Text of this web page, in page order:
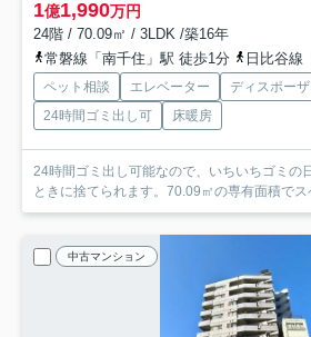
1億1,990万円
24階 / 70.09㎡ / 3LDK /築16年
常磐線「南千住」駅 徒歩1分
日比谷線
ペット相談 エレベーター ディスポー
24時間ゴミ出し可
床暖房
24時間ゴミ出し可能なので、いちいちゴミの
ときに捨てられます。70.09㎡の専有面積でス
中古マンション